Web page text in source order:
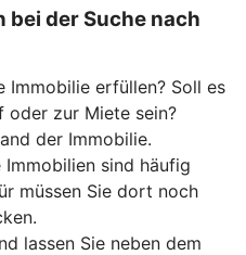
bei der Suche nach
Immobilie erfüllen? Soll es
oder zur Miete sein?
der Immobilie.
sind häufig
müssen Sie dort noch
lassen Sie neben dem